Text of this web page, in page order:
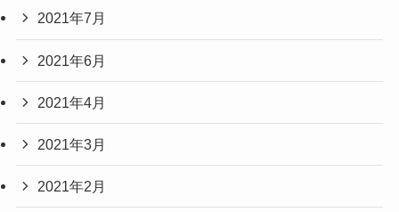
2021年7月
2021年6月
2021年4月
2021年3月
2021年2月